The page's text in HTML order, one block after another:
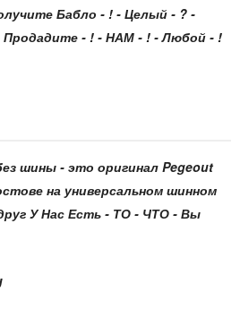
Бабло - ! - Целый - ? -
- ! - НАМ - ! - Любой - !
шины - это оригинал Pegeout
на универсальном шинном
У Нас Есть - ТО - ЧТО - Вы